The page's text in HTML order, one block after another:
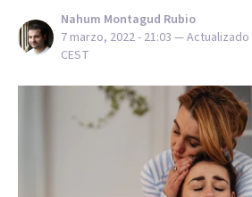
Nahum Montagud Rubio
7 marzo, 2022 - 21:03 — Actualizado
CEST